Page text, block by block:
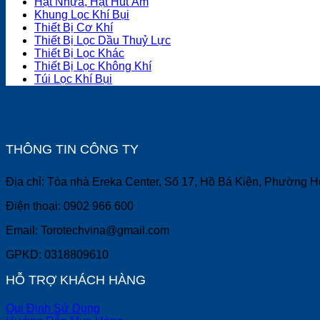
Khung Lọc Khí Bụi
Thiết Bị Cơ Khí
Thiết Bị Lọc Dầu Thuỷ Lực
Thiết Bị Lọc Khác
Thiết Bị Lọc Không Khí
Túi Lọc Khí Bụi
THÔNG TIN CÔNG TY
Địa chỉ: Tòa nhà Ereka Center, Số 17, Hồ Bá Kiện, Phường
Điện thoại: 0902 966 600
Email: Torotechvina@gmail.com
GPKD: 0318809610
HỖ TRỢ KHÁCH HÀNG
Qui Định Sử Dụng